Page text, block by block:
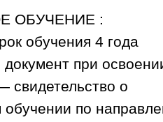
ОБУЧЕНИЕ :
обучения 4 года
документ при
свидетельство о
обучении по